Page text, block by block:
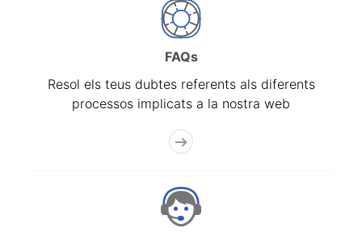
FAQs
Resol els teus dubtes referents als diferents
processos implicats a la nostra web